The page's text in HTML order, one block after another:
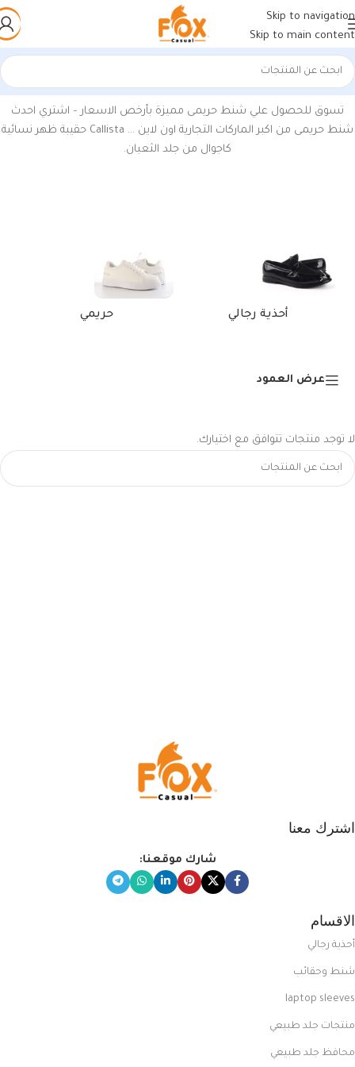
Skip to navigation
Skip to main content
الرئيسية/منتجات تحت الوسم “حقائب الظهر على الانترنت”
تسوق للحصول علي شنط حريمى مميزة بأرخص الاسعار – اشتري احدث
شنط حريمى من اكبر الماركات التجارية اون لاين … Callista
حقيبة ظهر نسائية
كاجوال من جلد الثعبان.
أحذية رجالي حريمي
عرض العمود
لا توجد منتجات تتوافق مع اختيارك.
اشترك معنا
شارك موقعنا:
الاقسام
أحذية رجالي
شنط وحقائب
laptop sleeves
منتجات جلد طبيعي
محافظ جلد طبيعي